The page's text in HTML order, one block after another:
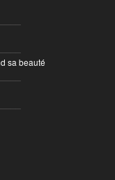
sa beauté